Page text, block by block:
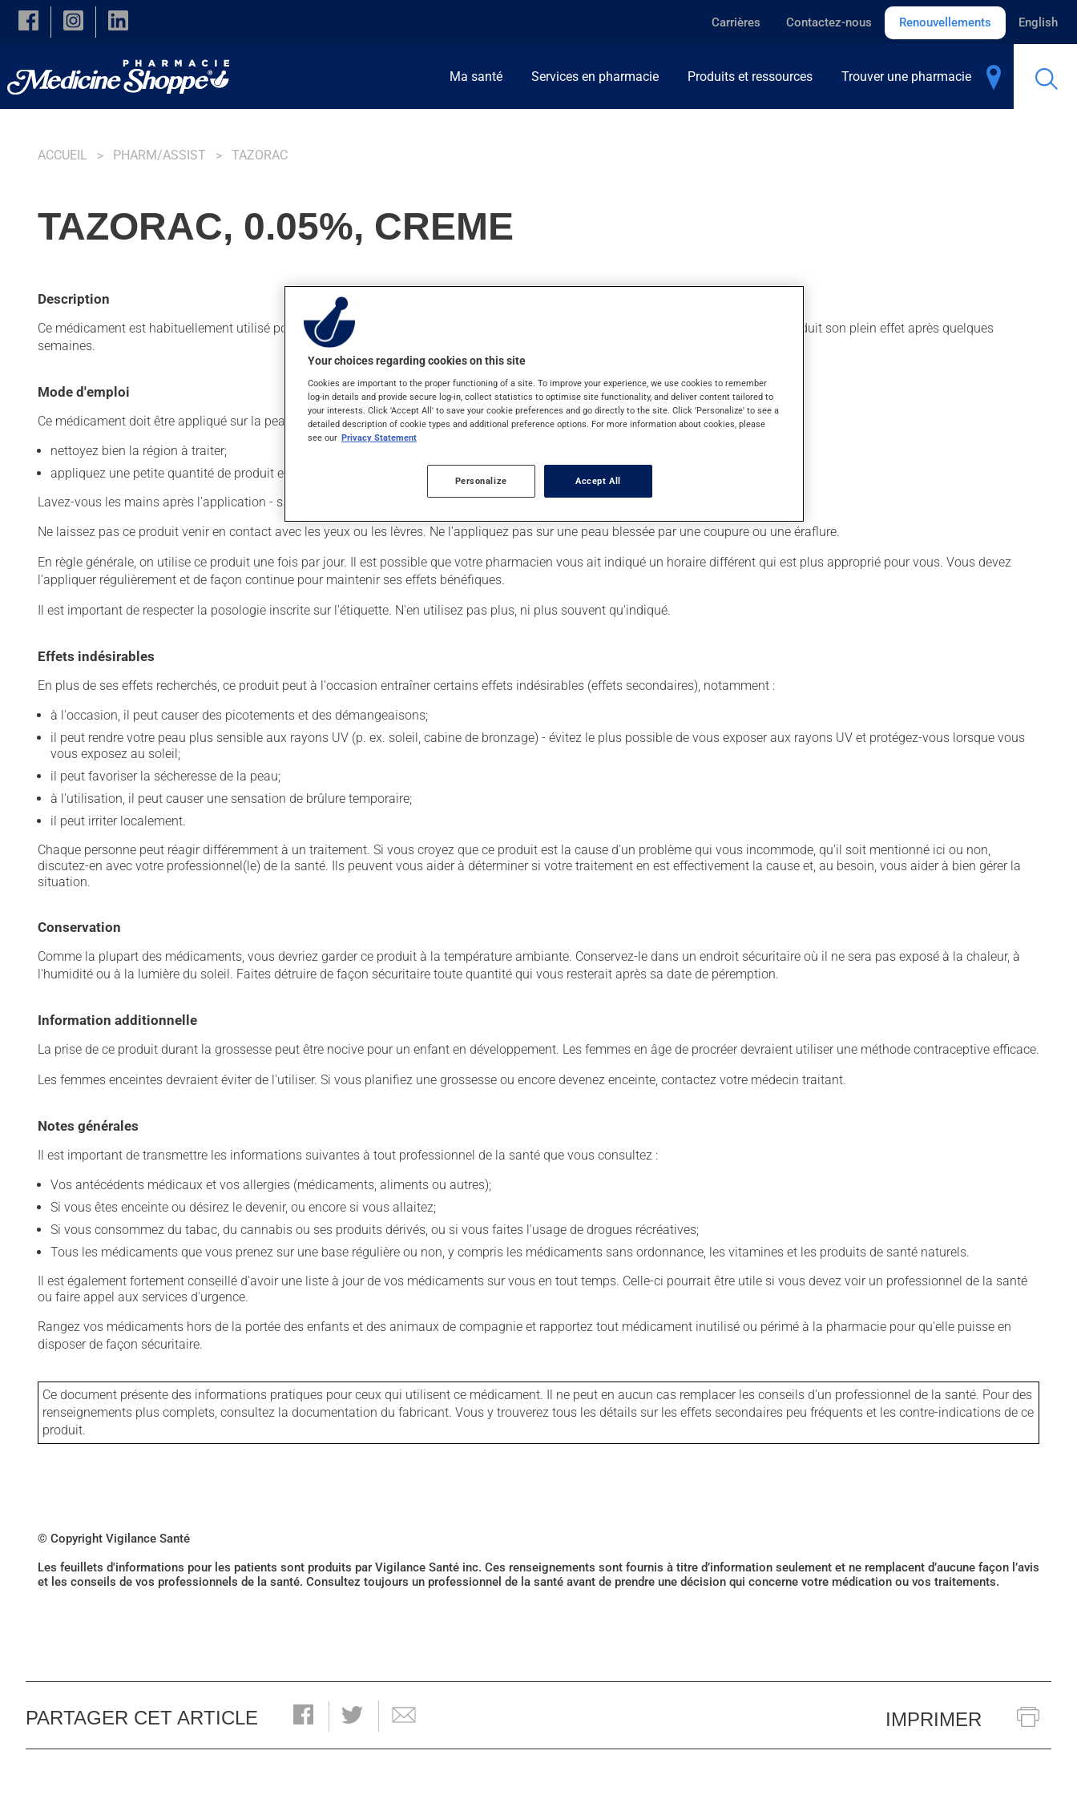
Skip to main content
Carrières Contactez-nous Renouvellements English
Ma santé Services en pharmacie Produits et ressources Trouver une pharmacie
ACCUEIL PHARM/ASSIST TAZORAC
TAZORAC, 0.05%, CREME
Description
Ce médicament est habituellement utilisé pour l'acné ou pour le psoriasis en plaques. On l'emploie aussi pour d'autres indications. Il produit son plein effet après quelques
semaines.
Mode d'emploi
Ce médicament doit être appliqué sur la peau. Pour l'utiliser :
nettoyez bien la région à traiter;
appliquez une petite quantité de produit et limitez l'application à la région affectée.
Lavez-vous les mains après l'application - sauf, évidemment, si c'est sur les mains que vous avez appliqué le produit.
Ne laissez pas ce produit venir en contact avec les yeux ou les lèvres. Ne l'appliquez pas sur une peau blessée par une coupure ou une éraflure.
En règle générale, on utilise ce produit une fois par jour. Il est possible que votre pharmacien vous ait indiqué un horaire différent qui est plus approprié pour vous. Vous devez
l'appliquer régulièrement et de façon continue pour maintenir ses effets bénéfiques.
Il est important de respecter la posologie inscrite sur l'étiquette. N'en utilisez pas plus, ni plus souvent qu'indiqué.
Effets indésirables
En plus de ses effets recherchés, ce produit peut à l'occasion entraîner certains effets indésirables (effets secondaires), notamment :
à l'occasion, il peut causer des picotements et des démangeaisons;
il peut rendre votre peau plus sensible aux rayons UV (p. ex. soleil, cabine de bronzage) - évitez le plus possible de vous exposer aux rayons UV et protégez-vous lorsque vous
vous exposez au soleil;
il peut favoriser la sécheresse de la peau;
à l'utilisation, il peut causer une sensation de brûlure temporaire;
il peut irriter localement.
Chaque personne peut réagir différemment à un traitement. Si vous croyez que ce produit est la cause d'un problème qui vous incommode, qu'il soit mentionné ici ou non,
discutez-en avec votre professionnel(le) de la santé. Ils peuvent vous aider à déterminer si votre traitement en est effectivement la cause et, au besoin, vous aider à bien gérer la
situation.
Conservation
Comme la plupart des médicaments, vous devriez garder ce produit à la température ambiante. Conservez-le dans un endroit sécuritaire où il ne sera pas exposé à la chaleur, à
l'humidité ou à la lumière du soleil. Faites détruire de façon sécuritaire toute quantité qui vous resterait après sa date de péremption.
Information additionnelle
La prise de ce produit durant la grossesse peut être nocive pour un enfant en développement. Les femmes en âge de procréer devraient utiliser une méthode contraceptive efficace.
Les femmes enceintes devraient éviter de l'utiliser. Si vous planifiez une grossesse ou encore devenez enceinte, contactez votre médecin traitant.
Notes générales
Il est important de transmettre les informations suivantes à tout professionnel de la santé que vous consultez :
Vos antécédents médicaux et vos allergies (médicaments, aliments ou autres);
Si vous êtes enceinte ou désirez le devenir, ou encore si vous allaitez;
Si vous consommez du tabac, du cannabis ou ses produits dérivés, ou si vous faites l'usage de drogues récréatives;
Tous les médicaments que vous prenez sur une base régulière ou non, y compris les médicaments sans ordonnance, les vitamines et les produits de santé naturels.
Il est également fortement conseillé d'avoir une liste à jour de vos médicaments sur vous en tout temps. Celle-ci pourrait être utile si vous devez voir un professionnel de la santé
ou faire appel aux services d'urgence.
Rangez vos médicaments hors de la portée des enfants et des animaux de compagnie et rapportez tout médicament inutilisé ou périmé à la pharmacie pour qu'elle puisse en
disposer de façon sécuritaire.
Ce document présente des informations pratiques pour ceux qui utilisent ce médicament. Il ne peut en aucun cas remplacer les conseils d'un professionnel de la santé. Pour des
renseignements plus complets, consultez la documentation du fabricant. Vous y trouverez tous les détails sur les effets secondaires peu fréquents et les contre-indications de ce
produit.
© Copyright Vigilance Santé
Les feuillets d'informations pour les patients sont produits par Vigilance Santé inc. Ces renseignements sont fournis à titre d’information seulement et ne remplacent d’aucune façon l’avis
et les conseils de vos professionnels de la santé. Consultez toujours un professionnel de la santé avant de prendre une décision qui concerne votre médication ou vos traitements.
PARTAGER CET ARTICLE IMPRIMER
Your choices regarding cookies on this site
Cookies are important to the proper functioning of a site. To improve your experience, we use cookies to remember
log-in details and provide secure log-in, collect statistics to optimise site functionality, and deliver content tailored to
your interests. Click 'Accept All' to save your cookie preferences and go directly to the site. Click 'Personalize' to see a
detailed description of cookie types and additional preference options. For more information about cookies, please
see our Privacy Statement
Personalize Accept All